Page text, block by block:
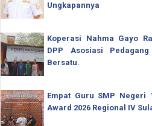
Ungkapannya
Koperasi Nahma Gayo
DPP Asosiasi
Bersatu.
Empat Guru SMP Negeri
Award 2026 Regional IV